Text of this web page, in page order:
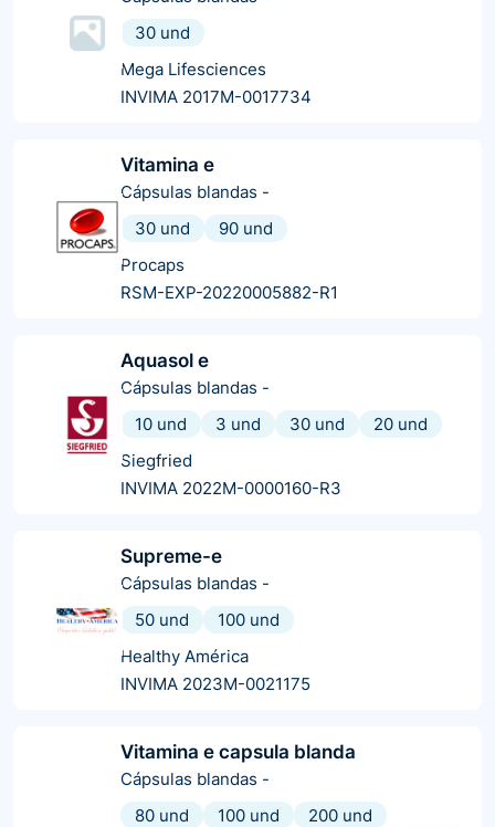
30 und
Mega Lifesciences
INVIMA 2017M-0017734
Vitamina e
Cápsulas blandas -
30 und
90 und
Procaps
RSM-EXP-20220005882-R1
Aquasol e
Cápsulas blandas -
10 und
3 und 30 und
20 und
Siegfried
INVIMA 2022M-0000160-R3
Supreme-e
Cápsulas blandas -
50 und
100 und
Healthy América
INVIMA 2023M-0021175
Vitamina e capsula blanda
Cápsulas blandas -
80 und
100 und
200 und